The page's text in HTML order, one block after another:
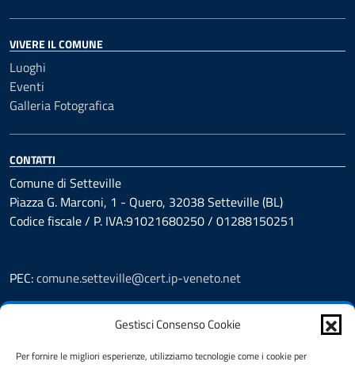
Gestisci Consenso Cookie
Per fornire le migliori esperienze, utilizziamo tecnologie come i cookie per
VIVERE IL COMUNE
Luoghi
Eventi
Galleria Fotografica
CONTATTI
Comune di Setteville
Piazza G. Marconi, 1 - Quero, 32038 Setteville (BL)
Codice fiscale / P. IVA:91021680250 / 01288150251
PEC:comune.setteville@cert.ip-veneto.net
Leggi le FAQ
Segnalazione disservizio